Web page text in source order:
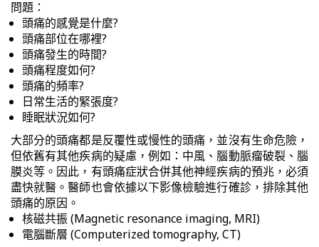
問題：
頭痛的感覺是什麼?
頭痛部位在哪裡?
頭痛發生的時間?
頭痛程度如何?
頭痛的頻率?
日常生活的緊張度?
睡眠狀況如何?
大部分的頭痛都是反覆性或慢性的頭痛，並沒有生命危險，
但依舊有其他疾病的疑慮，例如：中風、腦動脈瘤破裂、腦
膜炎等。因此，有頭痛症狀合併其他神經疾病的預兆，必須
盡快就醫。醫師也會依據以下影像檢驗進行確診，排除其他
頭痛的原因。
核磁共振 (Magnetic resonance imaging, MRI)
電腦斷層 (Computerized tomography, CT)